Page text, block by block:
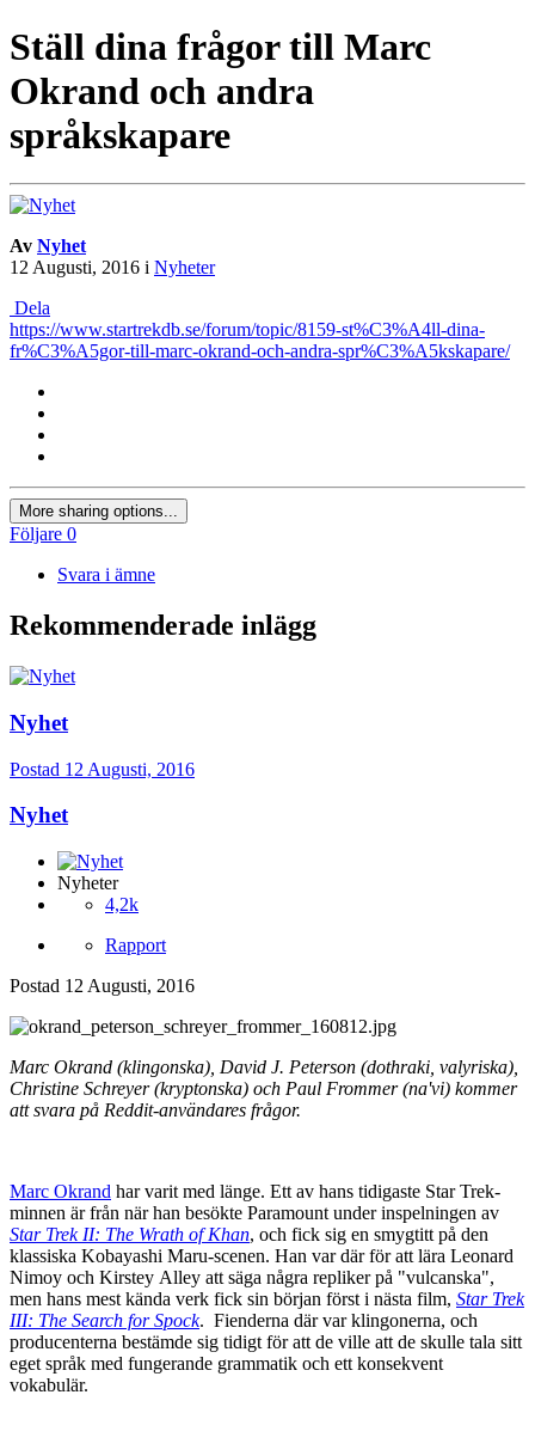
Ställ dina frågor till Marc
Okrand och andra
språkskapare
Av Nyhet
12 Augusti, 2016 i Nyheter
Dela
https://www.startrekdb.se/forum/topic/8159-st%C3%A4ll-dina-
fr%C3%A5gor-till-marc-okrand-och-andra-spr%C3%A5kskapare/
More sharing options...
Följare 0
Svara i ämne
Rekommenderade inlägg
Nyhet
Postad 12 Augusti, 2016
Nyhet
Nyheter
4,2k
Rapport
Postad 12 Augusti, 2016
Marc Okrand (klingonska), David J. Peterson (dothraki, valyriska),
Christine Schreyer (kryptonska) och Paul Frommer (na'vi) kommer
att svara på Reddit-användares frågor.
Marc Okrand har varit med länge. Ett av hans tidigaste Star Trek-
minnen är från när han besökte Paramount under inspelningen av
Star Trek II: The Wrath of Khan, och fick sig en smygtitt på den
klassiska Kobayashi Maru-scenen. Han var där för att lära Leonard
Nimoy och Kirstey Alley att säga några repliker på "vulcanska",
men hans mest kända verk fick sin början först i nästa film, Star Trek
III: The Search for Spock. Fienderna där var klingonerna, och
producenterna bestämde sig tidigt för att de ville att de skulle tala sitt
eget språk med fungerande grammatik och ett konsekvent
vokabulär.